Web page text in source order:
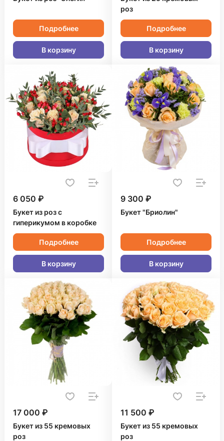
Подробнее
В корзину
роз
Подробнее
В корзину
6 050 ₽
Букет из роз с
гиперикумом в коробке
Подробнее
В корзину
9 300 ₽
Букет "Бриолин"
Подробнее
В корзину
17 000 ₽
Букет из 55 кремовых
роз
11 500 ₽
Букет из 55 кремовых
роз